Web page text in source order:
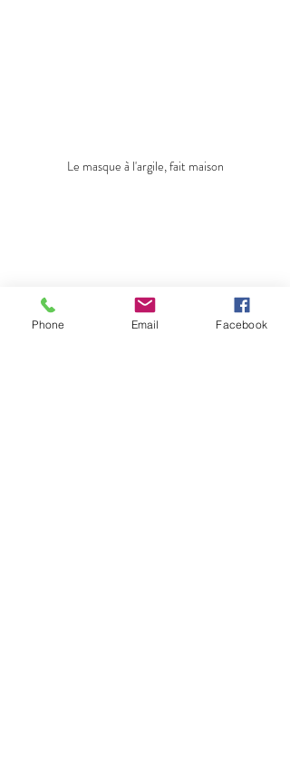
Le masque à l'argile, fait maison
Phone Email Facebook